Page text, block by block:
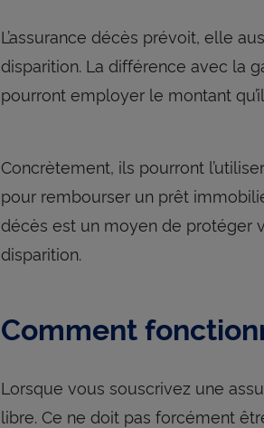
L’assurance décès prévoit, elle
disparition. La différence avec la
pourront employer le montant
Concrètement, ils pourront
pour rembourser un prêt
décès est un moyen de protéger
disparition.
Comment
Lorsque vous souscrivez une
libre. Ce ne doit pas forcément